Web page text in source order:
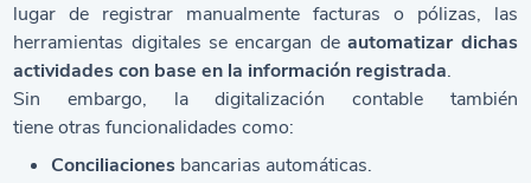
lugar de registrar manualmente facturas o pólizas, las
herramientas digitales se encargan deautomatizar dichas
actividades con base en la información registrada.
Sin embargo, la digitalización contable también
tiene otras funcionalidades como:
Conciliaciones bancarias automáticas.